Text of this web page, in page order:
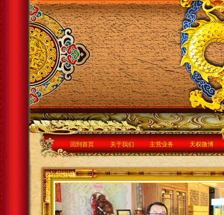
回到首页 关于我们 主营业务 天权微博